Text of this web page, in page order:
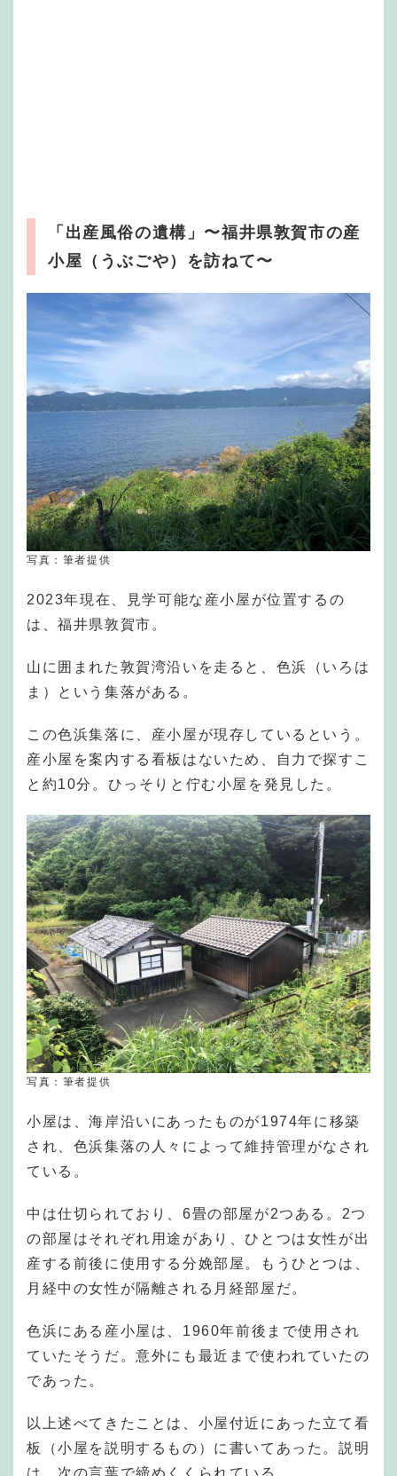
「出産風俗の遺構」〜福井県敦賀市の産
小屋（うぶごや）を訪ねて〜
写真：筆者提供
2023年現在、見学可能な産小屋が位置するの
は、福井県敦賀市。
山に囲まれた敦賀湾沿いを走ると、色浜（いろは
ま）という集落がある。
この色浜集落に、産小屋が現存しているという。
産小屋を案内する看板はないため、自力で探すこ
と約10分。ひっそりと佇む小屋を発見した。
写真：筆者提供
小屋は、海岸沿いにあったものが1974年に移築
され、色浜集落の人々によって維持管理がなされ
ている。
中は仕切られており、6畳の部屋が2つある。2つ
の部屋はそれぞれ用途があり、ひとつは女性が出
産する前後に使用する分娩部屋。もうひとつは、
月経中の女性が隔離される月経部屋だ。
色浜にある産小屋は、1960年前後まで使用され
ていたそうだ。意外にも最近まで使われていたの
であった。
以上述べてきたことは、小屋付近にあった立て看
板（小屋を説明するもの）に書いてあった。説明
は、次の言葉で締めくくられている。